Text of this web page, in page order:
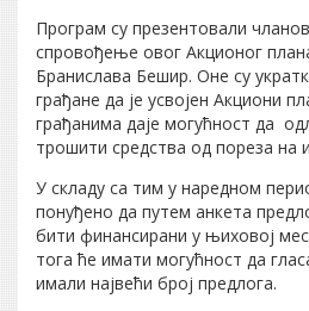
Програм су презентовали
спровођење овог Акционог
Бранислава Бешир. Оне су
грађане да је усвојен Акциони
грађанима даје могућност да
трошити средства од пореза на
У складу са тим у наредном
понуђено да путем анкета
бити финансирани у њиховој
тога ће имати могућност да
имали највећи број предлога.